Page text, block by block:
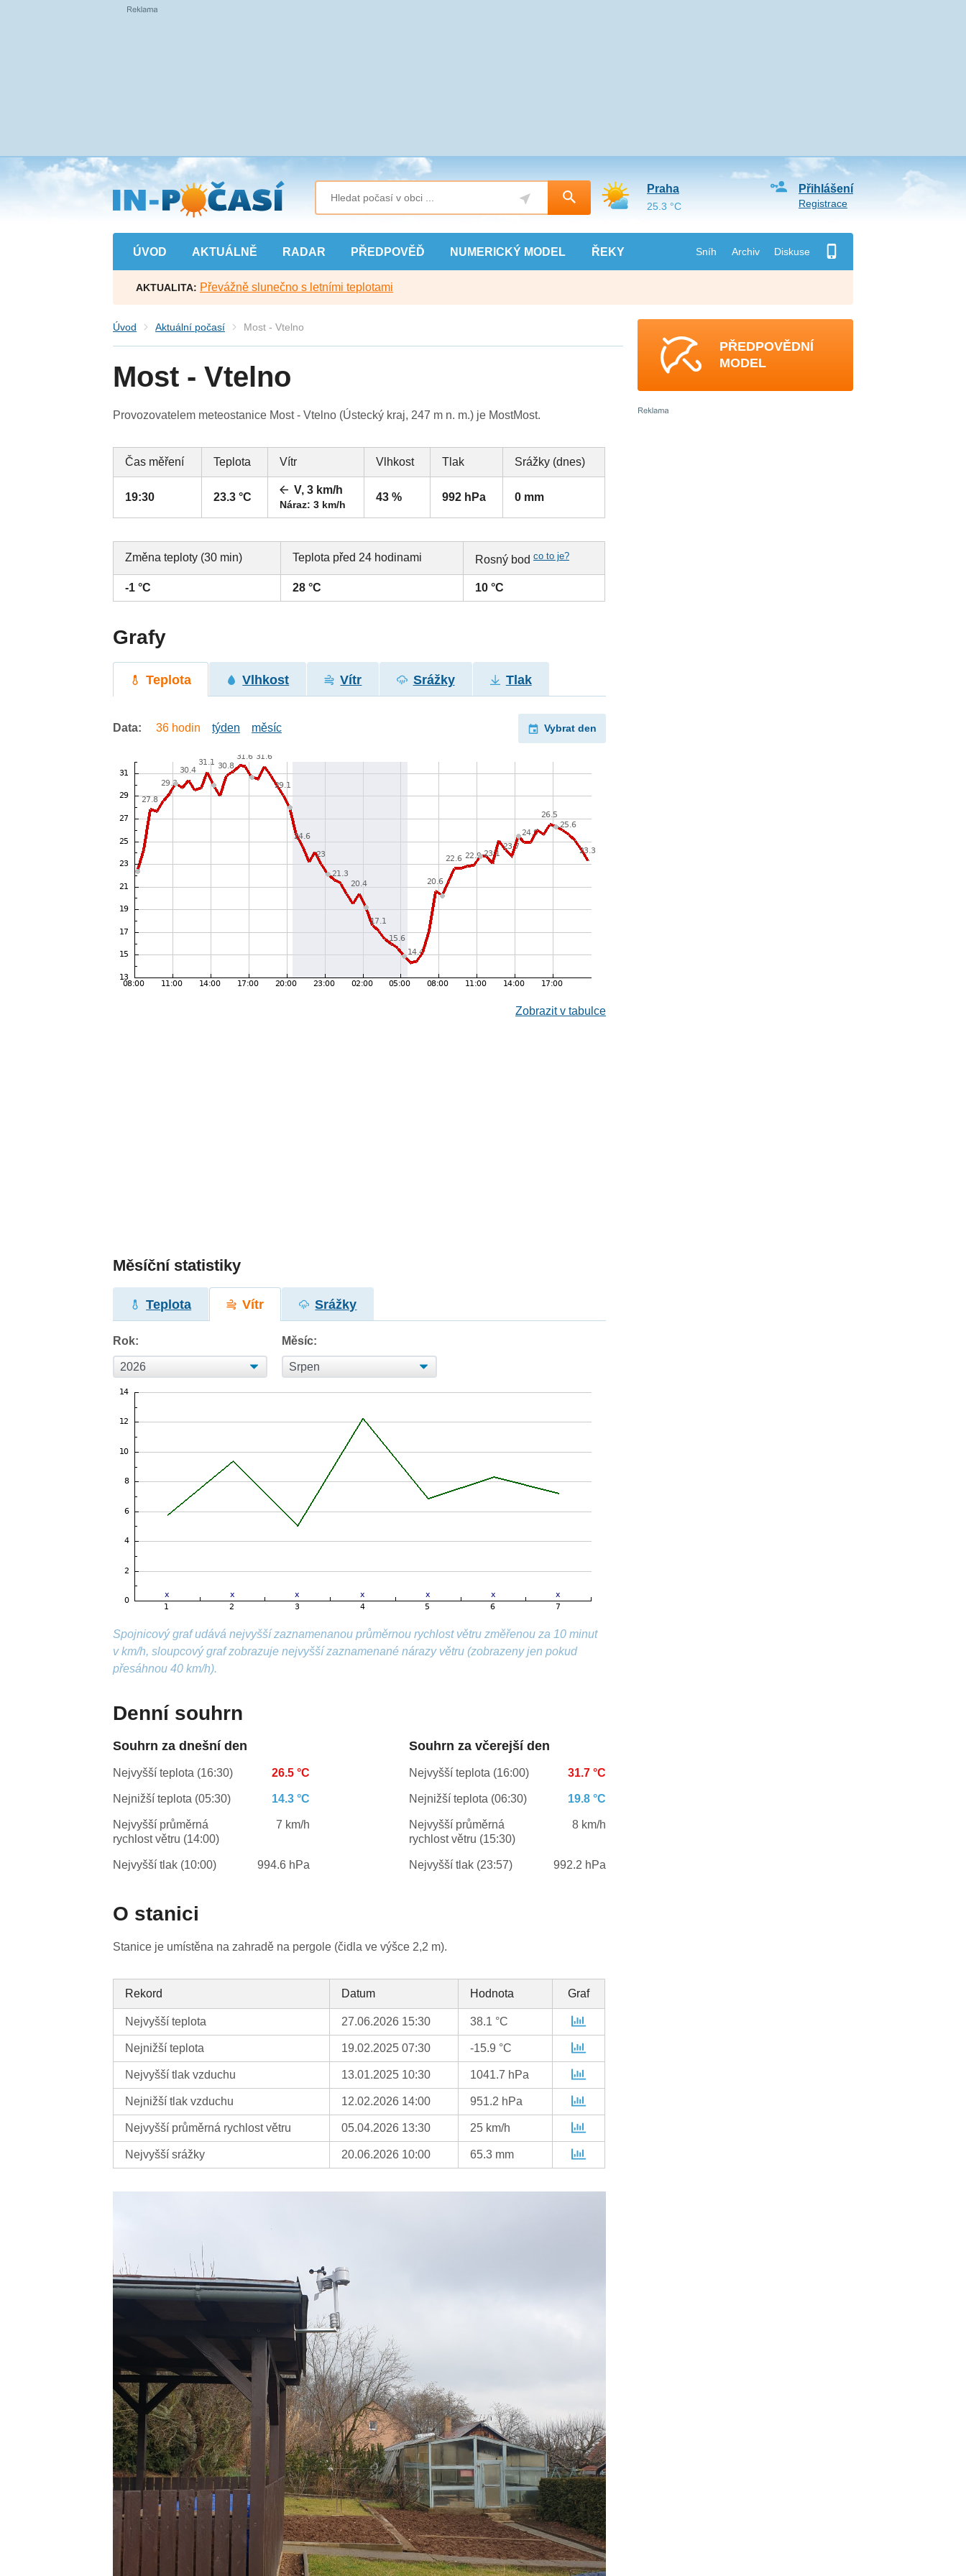
Přejít
na
hlavní
obsah
ÚVOD AKTUÁLNĚ RADAR PŘEDPOVĚĎ NUMERICKÝ MODEL ŘEKY Sníh Archiv Diskuse
Přihlášení
Registrace
Praha
25.3 °C
AKTUALITA: Převážně slunečno s letními teplotami
Úvod Aktuální počasí Most - Vtelno
Most - Vtelno
Provozovatelem meteostanice Most - Vtelno (Ústecký kraj, 247 m n. m.) je MostMost.
Čas měření Teplota Vítr Vlhkost Tlak Srážky (dnes)
19:30 23.3 °C
V, 3 km/h
Náraz: 3 km/h
43 % 992 hPa 0 mm
Změna teploty (30 min) Teplota před 24 hodinami Rosný bodco to je?
-1 °C 28 °C 10 °C
Grafy
Teplota Vlhkost Vítr Srážky Tlak
Data: 36 hodin týden měsíc Vybrat den
Zobrazit v tabulce
Měsíční statistiky
Teplota Vítr Srážky
Rok: Měsíc:
Spojnicový graf udává nejvyšší zaznamenanou průměrnou rychlost větru změřenou za 10 minut
v km/h, sloupcový graf zobrazuje nejvyšší zaznamenané nárazy větru (zobrazeny jen pokud
přesáhnou 40 km/h).
Denní souhrn
Souhrn za dnešní den
Nejvyšší teplota (16:30) 26.5 °C
Nejnižší teplota (05:30) 14.3 °C
Nejvyšší průměrná
rychlost větru (14:00)
7 km/h
Nejvyšší tlak (10:00) 994.6 hPa
Souhrn za včerejší den
Nejvyšší teplota (16:00) 31.7 °C
Nejnižší teplota (06:30) 19.8 °C
Nejvyšší průměrná
rychlost větru (15:30)
8 km/h
Nejvyšší tlak (23:57) 992.2 hPa
O stanici
Stanice je umístěna na zahradě na pergole (čidla ve výšce 2,2 m).
Rekord Datum Hodnota Graf
Nejvyšší teplota 27.06.2026 15:30 38.1 °C
Nejnižší teplota 19.02.2025 07:30 -15.9 °C
Nejvyšší tlak vzduchu 13.01.2025 10:30 1041.7 hPa
Nejnižší tlak vzduchu 12.02.2026 14:00 951.2 hPa
Nejvyšší průměrná rychlost větru 05.04.2026 13:30 25 km/h
Nejvyšší srážky 20.06.2026 10:00 65.3 mm
PŘEDPOVĚDNÍ
MODEL